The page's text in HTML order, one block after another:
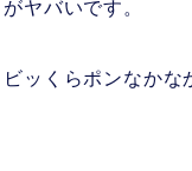
ヤバいです。
ッくらポンなかな